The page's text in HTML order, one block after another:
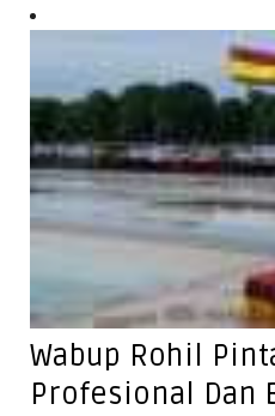
Wabup Rohil
Profesional Dan